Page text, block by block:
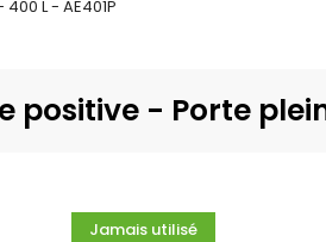
L - AE401P
positive - Porte
Jamais utilisé